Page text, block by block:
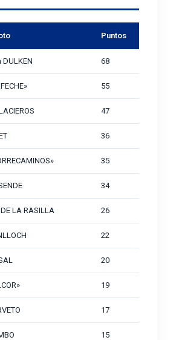
Puntos
DULKEN 68
55
47
36
35
34
LA RASILLA 26
22
20
19
17
15